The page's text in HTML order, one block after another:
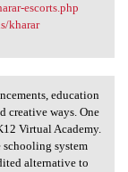
escorts.php
kharar
education
creative ways. One
Virtual Academy.
system
alternative to